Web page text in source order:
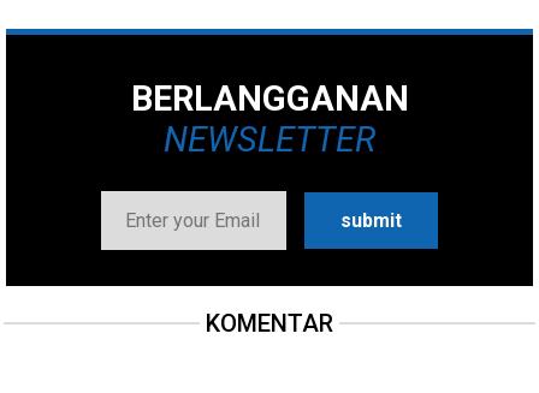
BERLANGGANAN
NEWSLETTER
KOMENTAR